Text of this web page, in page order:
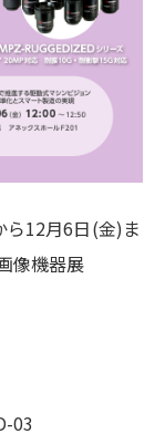
12月6日(金)ま
像機器展
03